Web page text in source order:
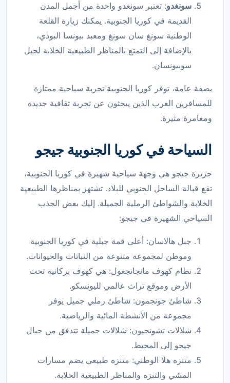
سونغدو: تعتبر سونغدو واحدة من أجمل المدن
القديمة في كوريا الجنوبية. يمكنك زيارة القلعة
الوطنية سونغ سان سونغ ومعبد بيونسا البوذي،
بالإضافة إلى التمتع بالمناظر الطبيعية الخلابة لجبل
سوبيونسان.
بصفة عامة، توفر كوريا الجنوبية تجربة سياحية ممتازة
للمسافرين العرب الذين يبحثون عن تجربة ثقافية جديدة
ومغامرة مثيرة.
السياحة في كوريا الجنوبية جيجو
جزيرة جيجو هي وجهة سياحية شهيرة في كوريا الجنوبية،
تقع قبالة الساحل الجنوبي للبلاد. تشتهر بمناظرها الطبيعية
الخلابة والشواطئ الرملية الجميلة. إليك بعض الجذب
السياحي الشهيرة في جيجو:
جبل هالاسان: أعلى قمة جبلية في كوريا الجنوبية
وموطن لمجموعة متنوعة من النباتات والحيوانات.
نظام كهوف مانجانجغول: هي كهوف بركانية تحت
الأرض وموقع تراث عالمي لليونسكو.
شاطئ جونجمون: شاطئ رملي جميل يوفر
مجموعة من الأنشطة المائية والرياضية.
شلالات تشونجيون: شلالات جميلة تتدفق من جبال
جيجو إلى المحيط.
متنزه هلا الوطني: متنزه طبيعي يضم مسارات
المشي والتنزه والمناظر الطبيعية الخلابة.